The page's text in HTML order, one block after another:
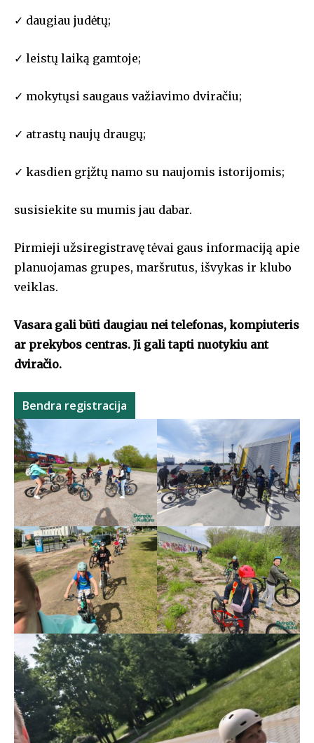
✓ daugiau judėtų;
✓ leistų laiką gamtoje;
✓ mokytųsi saugaus važiavimo dviračiu;
✓ atrastų naujų draugų;
✓ kasdien grįžtų namo su naujomis istorijomis;
susisiekite su mumis jau dabar.
Pirmieji užsiregistravę tėvai gaus informaciją apie
planuojamas grupes, maršrutus, išvykas ir klubo
veiklas.
Vasara gali būti daugiau nei telefonas, kompiuteris
ar prekybos centras. Ji gali tapti nuotykiu ant
dviračio.
Bendra registracija